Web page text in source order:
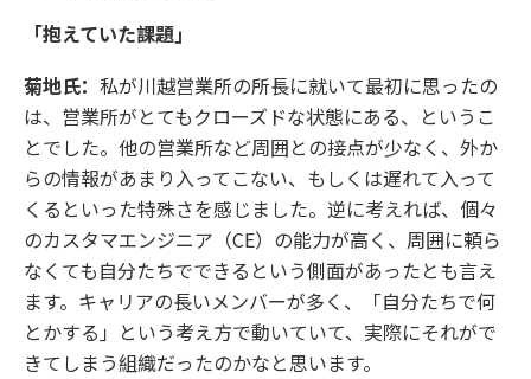
「抱えていた課題」
菊地氏： 私が川越営業所の所長に就いて最初に思ったの
は、営業所がとてもクローズドな状態にある、というこ
とでした。他の営業所など周囲との接点が少なく、外か
らの情報があまり入ってこない、もしくは遅れて入って
くるといった特殊さを感じました。逆に考えれば、個々
のカスタマエンジニア（CE）の能力が高く、周囲に頼ら
なくても自分たちでできるという側面があったとも言え
ます。キャリアの長いメンバーが多く、「自分たちで何
とかする」という考え方で動いていて、実際にそれがで
きてしまう組織だったのかなと思います。